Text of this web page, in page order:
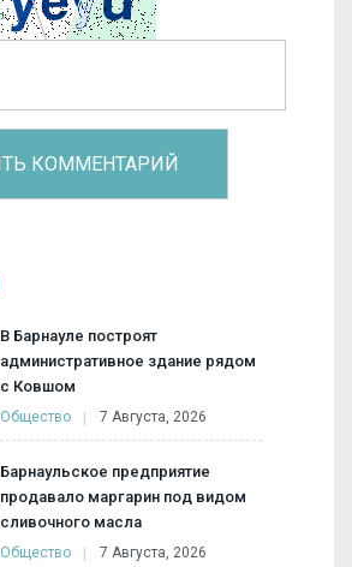
В Барнауле построят
административное здание рядом
с Ковшом
Общество 7 Августа, 2026
Барнаульское предприятие
продавало маргарин под видом
сливочного масла
Общество 7 Августа, 2026